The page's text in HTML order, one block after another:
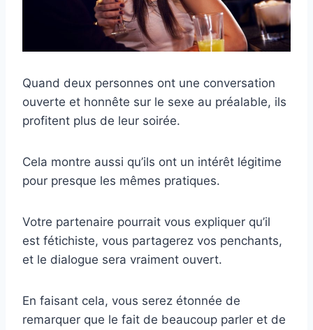
Quand deux personnes ont une conversation
ouverte et honnête sur le sexe au préalable, ils
profitent plus de leur soirée.
Cela montre aussi qu’ils ont un intérêt légitime
pour presque les mêmes pratiques.
Votre partenaire pourrait vous expliquer qu’il
est fétichiste, vous partagerez vos penchants,
et le dialogue sera vraiment ouvert.
En faisant cela, vous serez étonnée de
remarquer que le fait de beaucoup parler et de